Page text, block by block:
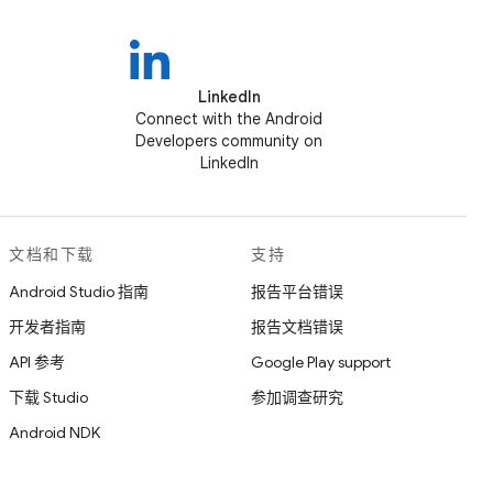
LinkedIn
Connect with the Android
Developers community on
LinkedIn
文档和下载
Android Studio 指南
开发者指南
API 参考
下载 Studio
Android NDK
支持
报告平台错误
报告文档错误
Google Play support
参加调查研究